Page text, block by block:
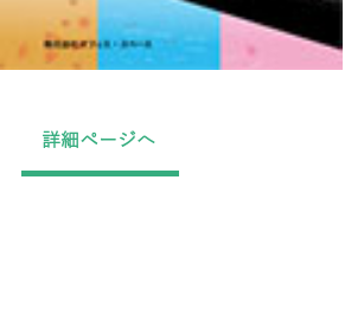
詳細ページへ